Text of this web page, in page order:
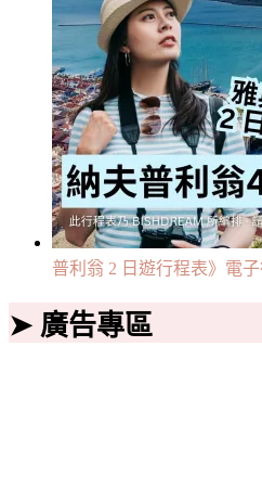
普利翁 2 日遊行程表》電
➤ 廣告專區